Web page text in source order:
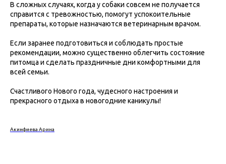
В сложных случаях, когда у собаки совсем не получается
справится с тревожностью, помогут успокоительные
препараты, которые назначаются ветеринарным врачом.
Если заранее подготовиться и соблюдать простые
рекомендации, можно существенно облегчить состояние
питомца и сделать праздничные дни комфортными для
всей семьи.
Счастливого Нового года, чудесного настроения и
прекрасного отдыха в новогодние каникулы!
Акинфиева Арина